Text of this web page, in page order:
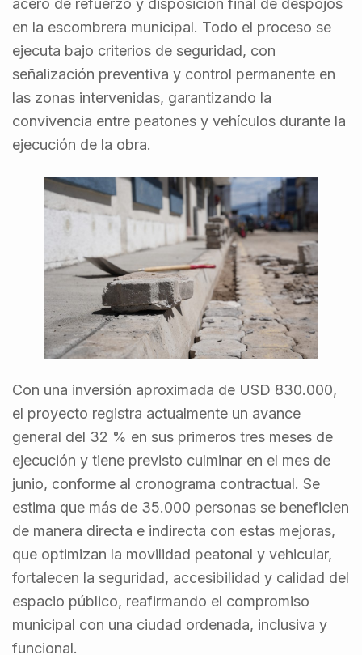
acero de refuerzo y disposición final de despojos
en la escombrera municipal. Todo el proceso se
ejecuta bajo criterios de seguridad, con
señalización preventiva y control permanente en
las zonas intervenidas, garantizando la
convivencia entre peatones y vehículos durante la
ejecución de la obra.
Con una inversión aproximada de USD 830.000,
el proyecto registra actualmente un avance
general del 32 % en sus primeros tres meses de
ejecución y tiene previsto culminar en el mes de
junio, conforme al cronograma contractual. Se
estima que más de 35.000 personas se beneficien
de manera directa e indirecta con estas mejoras,
que optimizan la movilidad peatonal y vehicular,
fortalecen la seguridad, accesibilidad y calidad del
espacio público, reafirmando el compromiso
municipal con una ciudad ordenada, inclusiva y
funcional.